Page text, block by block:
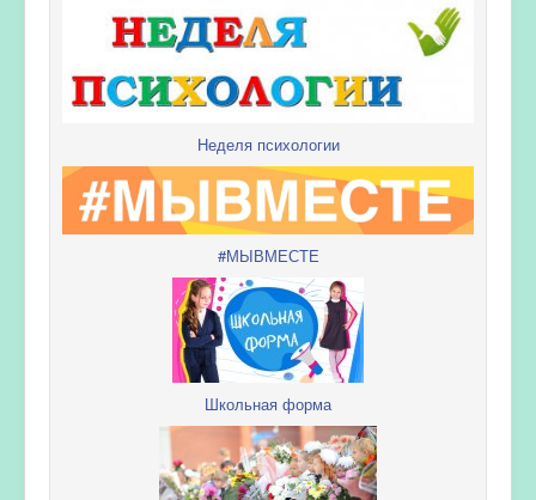
Неделя психологии
#МЫВМЕСТЕ
Школьная форма